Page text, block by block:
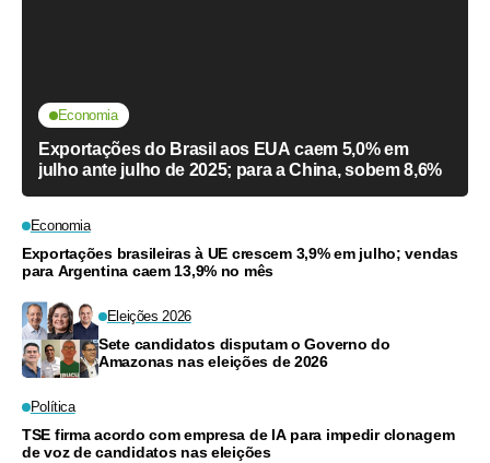
Economia
Exportações do Brasil aos EUA caem 5,0% em
julho ante julho de 2025; para a China, sobem 8,6%
Economia
Exportações brasileiras à UE crescem 3,9% em julho; vendas
para Argentina caem 13,9% no mês
Eleições 2026
Sete candidatos disputam o Governo do
Amazonas nas eleições de 2026
Política
TSE firma acordo com empresa de IA para impedir clonagem
de voz de candidatos nas eleições